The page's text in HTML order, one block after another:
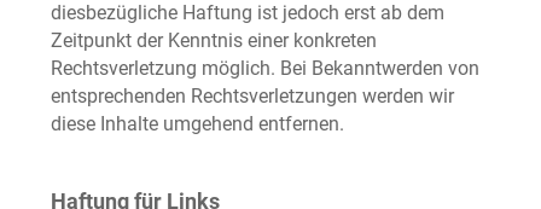
diesbezügliche Haftung ist jedoch erst ab dem
Zeitpunkt der Kenntnis einer konkreten
Rechtsverletzung möglich. Bei Bekanntwerden von
entsprechenden Rechtsverletzungen werden wir
diese Inhalte umgehend entfernen.
Haftung für Links